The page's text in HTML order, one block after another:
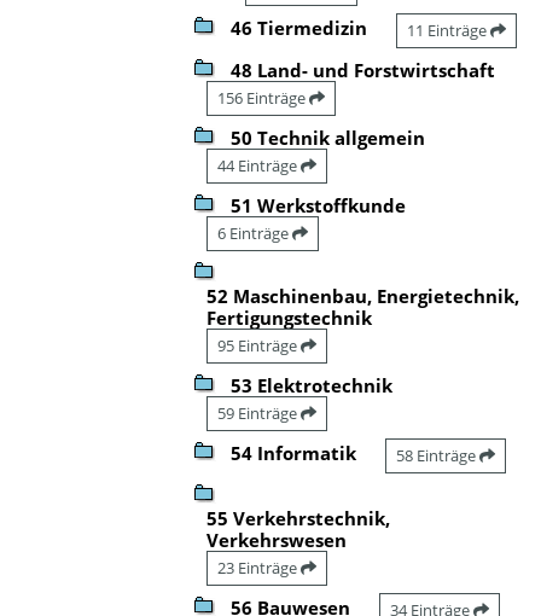
46 Tiermedizin 11 Einträge
48 Land- und Forstwirtschaft
156 Einträge
50 Technik allgemein
44 Einträge
51 Werkstoffkunde
6 Einträge
52 Maschinenbau, Energietechnik,
Fertigungstechnik
95 Einträge
53 Elektrotechnik
59 Einträge
54 Informatik 58 Einträge
55 Verkehrstechnik,
Verkehrswesen
23 Einträge
56 Bauwesen 34 Einträge